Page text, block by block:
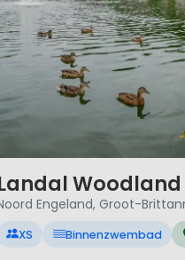
Woodland
Engeland, Groot-
XS Binnenzwembad